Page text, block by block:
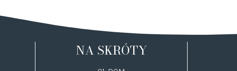
NA SKRÓTY